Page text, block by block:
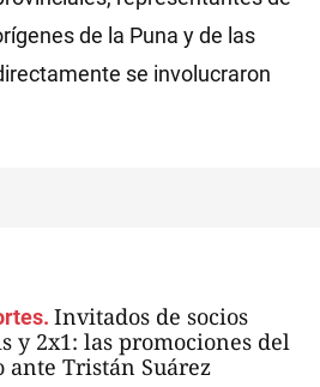
de la Puna y de las
se involucraron
Invitados de socios
y 2x1: las promociones del
ante Tristán Suárez